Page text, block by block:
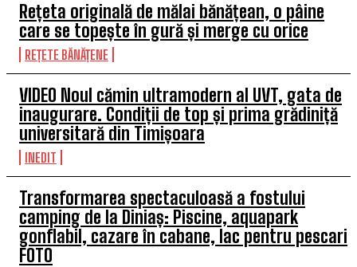
Rețeta originală de mălai bănățean, o pâine
care se topește în gură și merge cu orice
REȚETE BĂNĂȚENE
VIDEO Noul cămin ultramodern al UVT, gata de
inaugurare. Condiții de top și prima grădiniță
universitară din Timișoara
INEDIT
Transformarea spectaculoasă a fostului
camping de la Diniaș: Piscine, aquapark
gonflabil, cazare în cabane, lac pentru pescari
FOTO